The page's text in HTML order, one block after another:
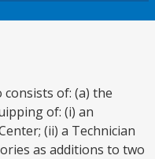
of: (a) the
of: (i) an
(ii) a Technician
as additions to two